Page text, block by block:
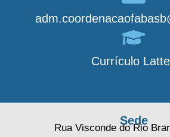
Currículo
Sede
Rua Visconde do Rio